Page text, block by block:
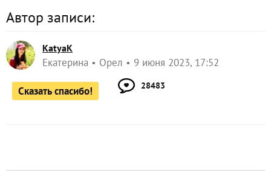
Автор записи:
KatyaK
Екатерина Орел 9 июня 2023, 17:52
Сказать спасибо! 28483